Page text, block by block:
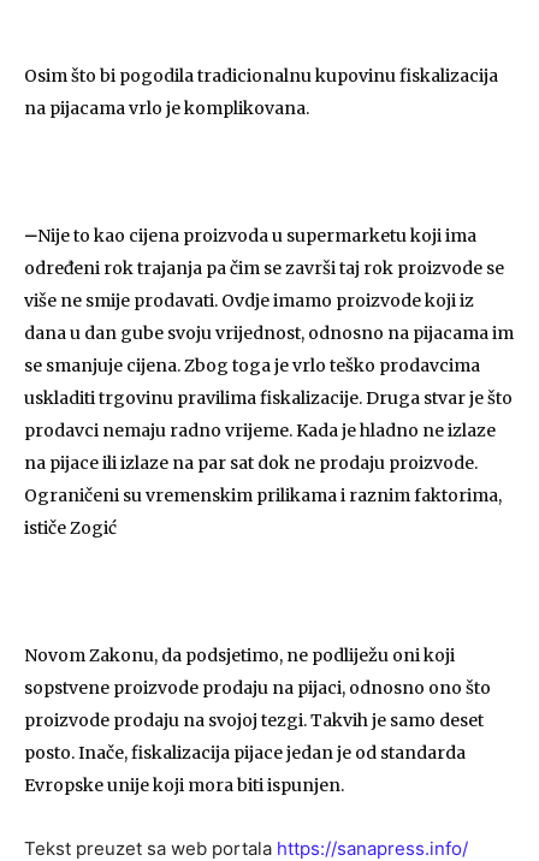
Osim što bi pogodila tradicionalnu kupovinu fiskalizacija
na pijacama vrlo je komplikovana.
–Nije to kao cijena proizvoda u supermarketu koji ima
određeni rok trajanja pa čim se završi taj rok proizvode se
više ne smije prodavati. Ovdje imamo proizvode koji iz
dana u dan gube svoju vrijednost, odnosno na pijacama im
se smanjuje cijena. Zbog toga je vrlo teško prodavcima
uskladiti trgovinu pravilima fiskalizacije. Druga stvar je što
prodavci nemaju radno vrijeme. Kada je hladno ne izlaze
na pijace ili izlaze na par sat dok ne prodaju proizvode.
Ograničeni su vremenskim prilikama i raznim faktorima,
ističe Zogić
Novom Zakonu, da podsjetimo, ne podliježu oni koji
sopstvene proizvode prodaju na pijaci, odnosno ono što
proizvode prodaju na svojoj tezgi. Takvih je samo deset
posto. Inače, fiskalizacija pijace jedan je od standarda
Evropske unije koji mora biti ispunjen.
Tekst preuzet sa web portala https://sanapress.info/